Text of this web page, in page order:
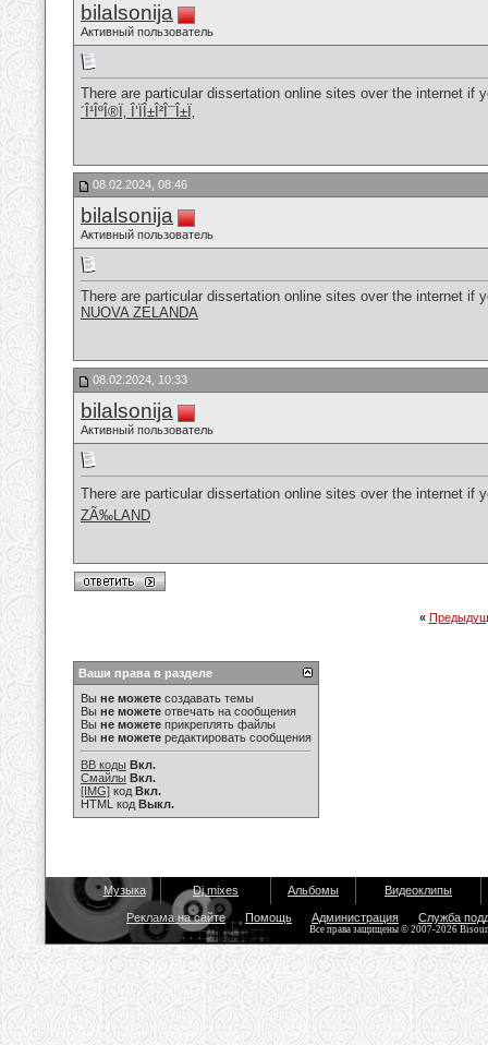
bilalsonija
Активный пользователь
There are particular dissertation online sites over the internet
´Î¹ÎºÎ®Ï‚ Î‘ÏÎ±Î²Î¯Î±Ï‚
08.02.2024, 08:46
bilalsonija
Активный пользователь
There are particular dissertation online sites over the internet
NUOVA ZELANDA
08.02.2024, 10:33
bilalsonija
Активный пользователь
There are particular dissertation online sites over the internet
ZÃ‰LAND
«
Ваши права в разделе
Вы не можете создавать темы
Вы не можете отвечать на сообщения
Вы не можете прикреплять файлы
Вы не можете редактировать сообщения
BB коды Вкл.
Смайлы Вкл.
[IMG] код Вкл.
HTML код Выкл.
Музыка Dj mixes Альбомы Видеоклипы
Реклама на сайте Помощь Администрация Служба
Все права защищены © 2007-2026